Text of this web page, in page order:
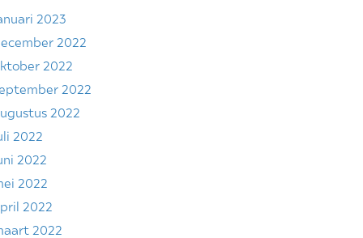
2023
2022
2022
2022
2022
2022
2022
2022
2022
2022